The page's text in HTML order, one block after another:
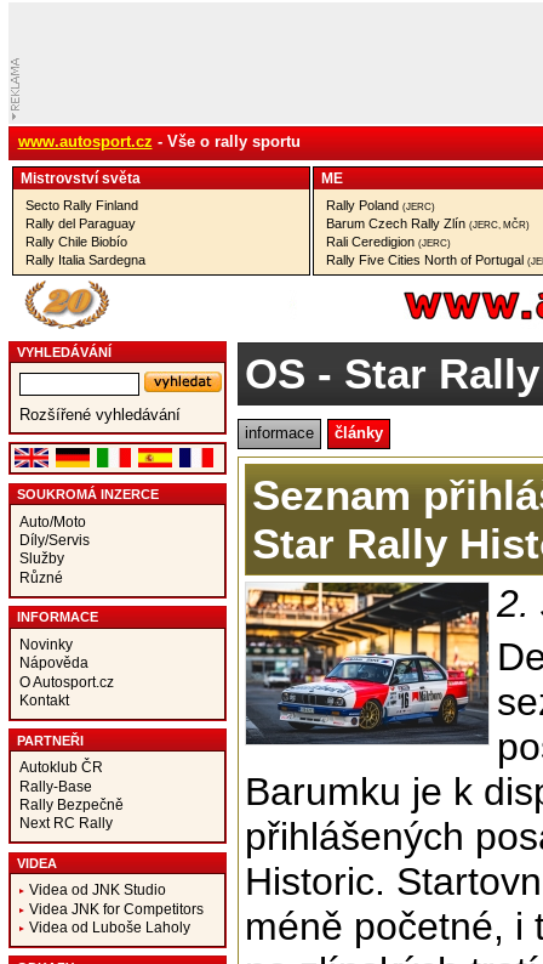
www.autosport.cz - Vše o rally sportu
Mistrovství­ světa
Secto Rally Finland
Rally del Paraguay
Rally Chile Biobío
Rally Italia Sardegna
ME
Rally Poland (JERC)
Barum Czech Rally Zlín (JERC, MČR)
Rali Ceredigion (JERC)
Rally Five Cities North of Portugal
VYHLEDÁVÁNÍ
Rozšířené vyhledávání
SOUKROMÁ INZERCE
Auto/Moto
Díly/Servis
Služby
Různé
INFORMACE
Novinky
Nápověda
O Autosport.cz
Kontakt
PARTNEŘI
Autoklub ČR
Rally-Base
Rally Bezpečně
Next RC Rally
VIDEA
Videa od JNK Studio
Videa JNK for Competitors
Videa od Luboše Laholy
OS - Star
informace články
Seznam
Star Rally
2.
Barumku je k
přihlášených
Historic.
méně početné, i